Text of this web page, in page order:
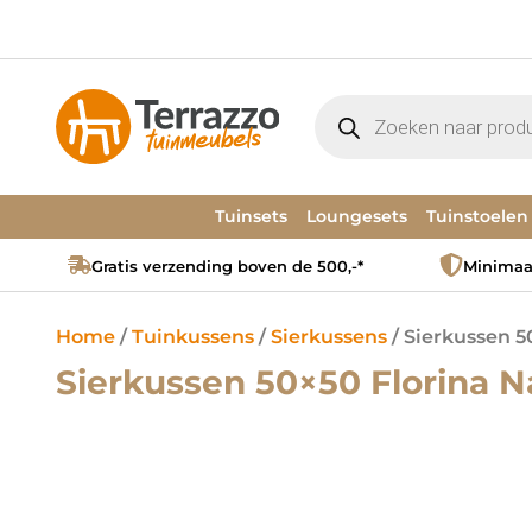
Tuinsets Loungesets Tuinstoelen
Gratis verzending boven de 500,-*
Home /Tuinkussens /Sierkussens / Sierkussen
Sierkussen 50×50 Florina